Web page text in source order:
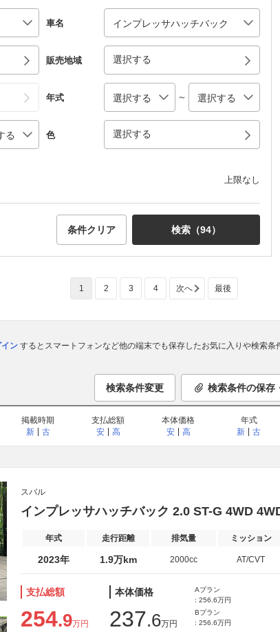
車名
販売地域 選択する
年式 ～
色 選択する
上限なし
条件クリア 検索（94）
1 2 3 4 次へ 最後
ンするとスマートフォンなど他の端末でも保存したお気に入りや検索条
検索条件変更 検索条件の保存
掲載時期
新
古
支払総額
安
高
本体価格
安
高
年式
新
古
スバル
インプレッサハッチバック 2.0 ST-G 4WD
年式 走行距離 排気量 ミッション
2023年 1.9万km 2000cc AT/CVT
支払総額
254.9万円
本体価格
237.6万円
Aプラン
: 256.6万円
Bプラン
: 256.6万円